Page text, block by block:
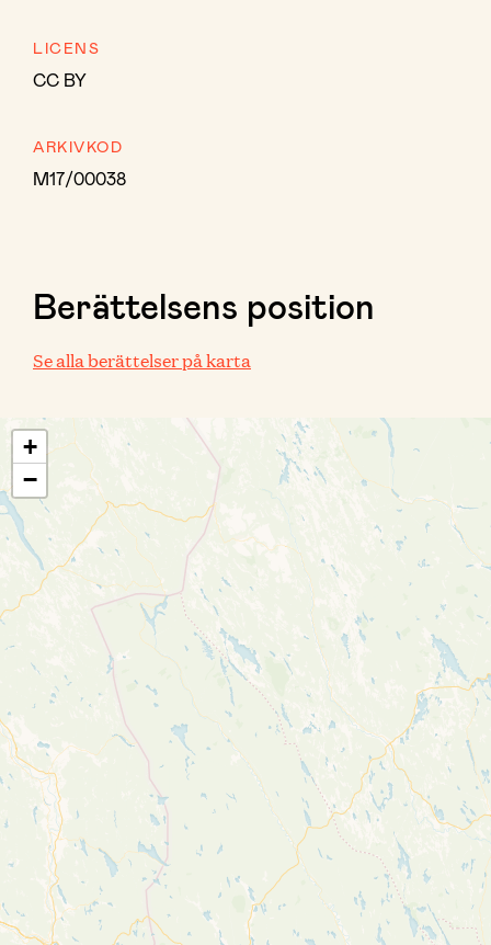
LICENS
CC BY
ARKIVKOD
M17/00038
Berättelsens position
Se alla berättelser på karta
+
−